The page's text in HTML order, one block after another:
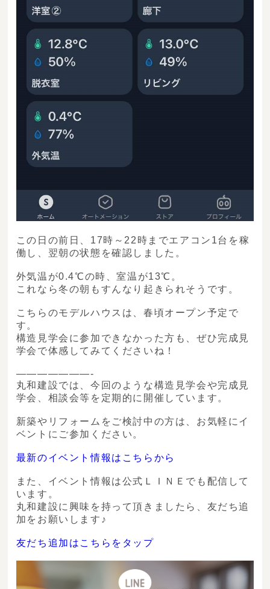
この日の前日、17時～22時までエアコン1台を稼
働し、翌朝の状態を確認しました。
外気温が0.4℃の時、室温が13℃。
これなら冬の朝もすんなり起きられそうです。
こちらのモデルハウスは、春頃オープン予定で
す。
構造見学会に参加できなかった方も、ぜひ完成見
学会で体感してみてくださいね！
———————-
丸和建設では、今回のような構造見学会や完成見
学会、相談会等を定期的に開催しています。
新築やリフォームをご検討中の方は、お気軽にイ
ベントにご参加ください。
最新のイベント情報はこちらから
また、イベント情報は公式ＬＩＮＥでも配信して
います。
丸和建設に興味を持って頂きましたら、友だち追
加をお願いします♪
友だち追加はこちらをタップ